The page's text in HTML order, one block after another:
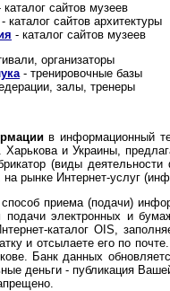
каталог сайтов музеев
- каталог сайтов архитектуры
- каталог сайтов музеев
организаторы
- тренировочные базы
залы, тренеры
в информационный
Харькова и Украины,
(виды деятельности
рынке Интернет-услуг
приема (подачи)
электронных и
каталог OIS,
и отсылаете его по
Банк данных
деньги - публикация